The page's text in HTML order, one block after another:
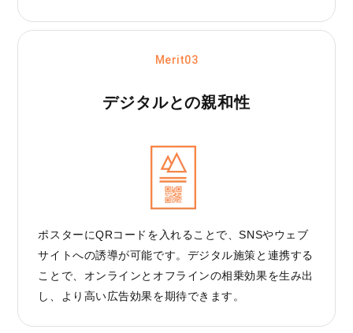
Merit03
デジタルとの親和性
ポスターにQRコードを入れることで、SNSやウェブ
サイトへの誘導が可能です。デジタル施策と連携する
ことで、オンラインとオフラインの相乗効果を生み出
し、より高い広告効果を期待できます。